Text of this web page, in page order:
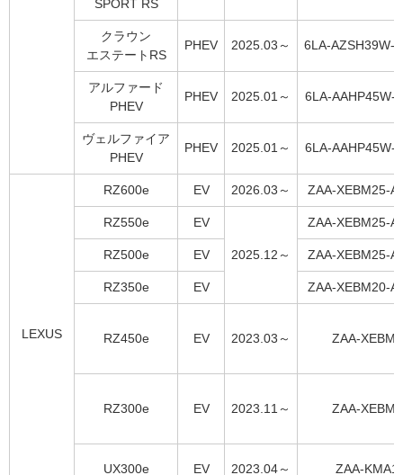
SPORT RS
クラウン
エステートRS
PHEV 2025.03～ 6LA-AZSH39W-
アルファード
PHEV
PHEV 2025.01～ 6LA-AAHP45W-
ヴェルファイア
PHEV
PHEV 2025.01～ 6LA-AAHP45W-
LEXUS
RZ600e EV 2026.03～ ZAA-XEBM25-
RZ550e EV
2025.12～
ZAA-XEBM25-
RZ500e EV ZAA-XEBM25-
RZ350e EV ZAA-XEBM20-
RZ450e EV 2023.03～ ZAA-
RZ300e EV 2023.11～ ZAA-
UX300e EV 2023.04～ ZAA-